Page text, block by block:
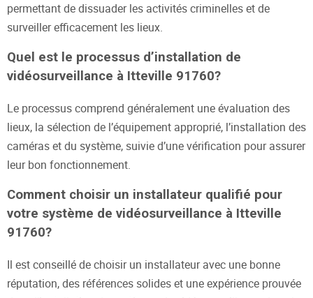
permettant de dissuader les activités criminelles et de
surveiller efficacement les lieux.
Quel est le processus d’installation de
vidéosurveillance à Itteville 91760?
Le processus comprend généralement une évaluation des
lieux, la sélection de l’équipement approprié, l’installation des
caméras et du système, suivie d’une vérification pour assurer
leur bon fonctionnement.
Comment choisir un installateur qualifié pour
votre système de vidéosurveillance à Itteville
91760?
Il est conseillé de choisir un installateur avec une bonne
réputation, des références solides et une expérience prouvée